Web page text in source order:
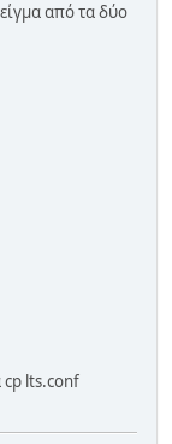
από τα δύο
cp lts.conf